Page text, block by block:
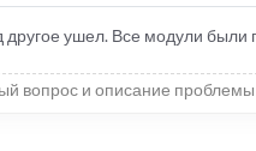
ушел. Все модули были
вопрос и описание